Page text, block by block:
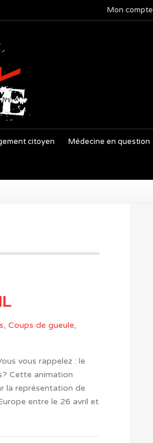
Mon compte
citoyen Médecine en question
, Coups de gueule,
vous rappelez : le
Cette animation
la représentation de
entre le 26 avril et